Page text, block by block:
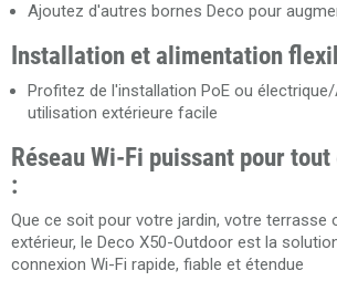
Ajoutez d'autres bornes Deco pour
Installation et alimentation
Profitez de l'installation PoE ou
utilisation extérieure facile
Réseau Wi-Fi puissant pour
:
Que ce soit pour votre jardin, votre terrasse
extérieur, le Deco X50-Outdoor est la
connexion Wi-Fi rapide, fiable et étendue